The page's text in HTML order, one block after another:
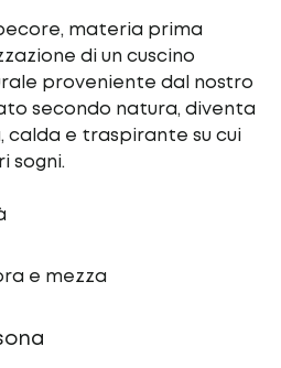
materia prima
di un cuscino
proveniente dal nostro
secondo natura, diventa
e traspirante su cui
sogni.
e mezza